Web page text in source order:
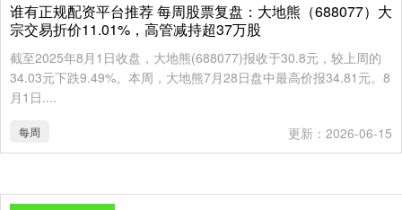
谁有正规配资平台推荐 每周股票复盘：大地熊（688077）大
宗交易折价11.01%，高管减持超37万股
截至2025年8月1日收盘，大地熊(688077)报收于30.8元，较上周的
34.03元下跌9.49%。本周，大地熊7月28日盘中最高价报34.81元。8
月1日....
每周 更新：2026-06-15